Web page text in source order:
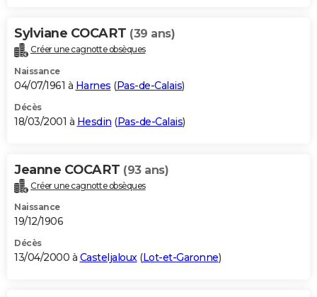
Sylviane COCART (39 ans)
Créer une cagnotte obsèques
Naissance
04/07/1961 à Harnes (Pas-de-Calais)
Décès
18/03/2001 à Hesdin (Pas-de-Calais)
Jeanne COCART (93 ans)
Créer une cagnotte obsèques
Naissance
19/12/1906
Décès
13/04/2000 à Casteljaloux(Lot-et-Garonne)